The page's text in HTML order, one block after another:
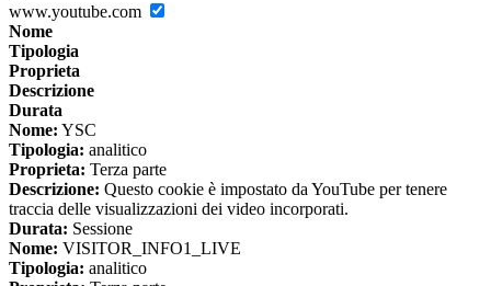
www.youtube.com
Nome
Tipologia
Proprieta
Descrizione
Durata
Nome: YSC
Tipologia: analitico
Proprieta: Terza parte
Descrizione: Questo cookie è impostato da YouTube per tenere
traccia delle visualizzazioni dei video incorporati.
Durata: Sessione
Nome: VISITOR_INFO1_LIVE
Tipologia: analitico